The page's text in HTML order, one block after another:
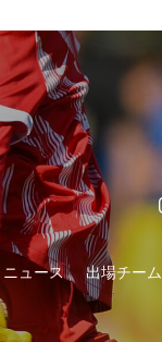
ニュース 出場チーム